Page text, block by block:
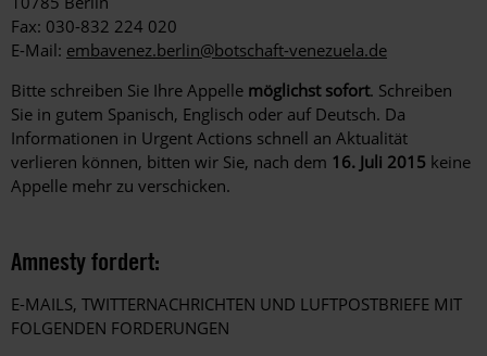
Fax: 030-832 224 020
E-Mail: embavenez.berlin@botschaft-venezuela.de
Bitte schreiben Sie Ihre Appelle möglichst sofort. Schreiben
Sie in gutem Spanisch, Englisch oder auf Deutsch. Da
Informationen in Urgent Actions schnell an Aktualität
verlieren können, bitten wir Sie, nach dem 16. Juli 2015 keine
Appelle mehr zu verschicken.
Amnesty fordert:
E-MAILS, TWITTERNACHRICHTEN UND LUFTPOSTBRIEFE MIT
FOLGENDEN FORDERUNGEN